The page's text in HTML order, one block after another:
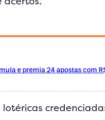
e premia 24 apostas com